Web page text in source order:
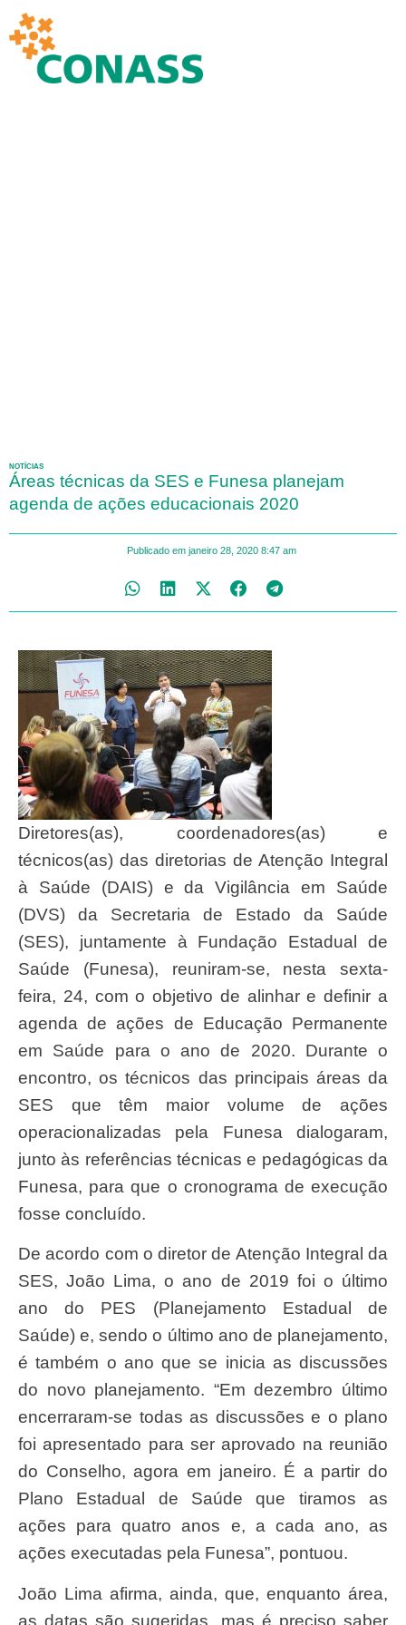
NOTÍCIAS
Áreas técnicas da SES e Funesa planejam
agenda de ações educacionais 2020
Publicado em janeiro 28, 2020 8:47 am
Diretores(as), coordenadores(as) e
técnicos(as) das diretorias de Atenção Integral
à Saúde (DAIS) e da Vigilância em Saúde
(DVS) da Secretaria de Estado da Saúde
(SES), juntamente à Fundação Estadual de
Saúde (Funesa), reuniram-se, nesta sexta-
feira, 24, com o objetivo de alinhar e definir a
agenda de ações de Educação Permanente
em Saúde para o ano de 2020. Durante o
encontro, os técnicos das principais áreas da
SES que têm maior volume de ações
operacionalizadas pela Funesa dialogaram,
junto às referências técnicas e pedagógicas da
Funesa, para que o cronograma de execução
fosse concluído.
De acordo com o diretor de Atenção Integral da
SES, João Lima, o ano de 2019 foi o último
ano do PES (Planejamento Estadual de
Saúde) e, sendo o último ano de planejamento,
é também o ano que se inicia as discussões
do novo planejamento. “Em dezembro último
encerraram-se todas as discussões e o plano
foi apresentado para ser aprovado na reunião
do Conselho, agora em janeiro. É a partir do
Plano Estadual de Saúde que tiramos as
ações para quatro anos e, a cada ano, as
ações executadas pela Funesa”, pontuou.
João Lima afirma, ainda, que, enquanto área,
as datas são sugeridas, mas é preciso saber